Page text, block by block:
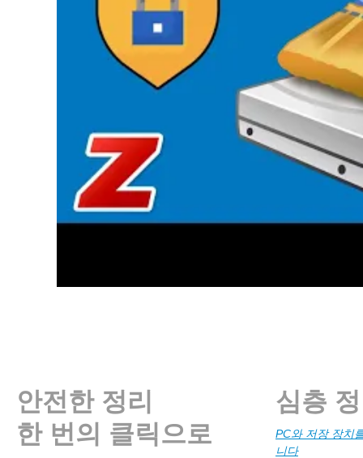
안전한 정리
한 번의 클릭으로
심층
PC와 저장 장치
니다